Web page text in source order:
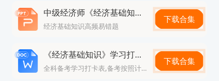
收制度、金融市场、货币政策等。
统计、会计、法律各占比约10%，包括数据特征、财
题型：70道单选题（每题1分）和35道多选题（每题
2分），满分140分，合格线84分。
中级经济师《经济基础知识》高频易错题
经济基础知识高频易错题
下载合集
《经济基础知识》学习打卡表
全科备考学习打卡表,备考按照计划走
下载合集